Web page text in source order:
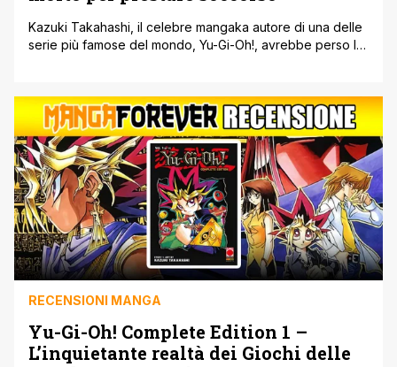
Kazuki Takahashi, il celebre mangaka autore di una delle
serie più famose del mondo, Yu-Gi-Oh!, avrebbe perso la
di Kazuki Takahashi. La notizia scioccante veniva dal
Giappone quando le autorità avevano trovato il corpo del
mangaka sul largo della costa [']
RECENSIONI MANGA
Yu-Gi-Oh! Complete Edition 1 –
L’inquietante realtà dei Giochi delle